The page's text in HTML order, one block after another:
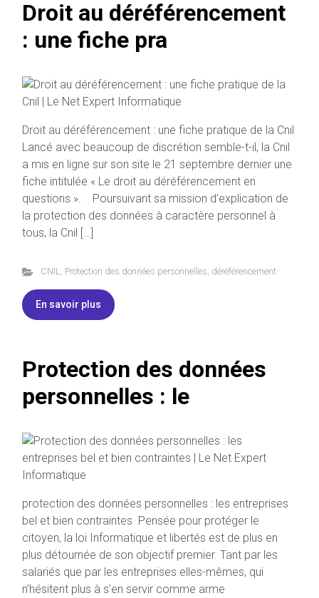
Droit au déréférencement
: une fiche pra
Droit au déréférencement : une fiche pratique de la Cnil
Lancé avec beaucoup de discrétion semble-t-il, la Cnil
a mis en ligne sur son site le 21 septembre dernier une
fiche intitulée « Le droit au déréférencement en
questions ». Poursuivant sa mission d’explication de
la protection des données à caractère personnel à
tous, la Cnil […]
CNIL Protection des données personnelles déréférencement
En savoir plus
Protection des données
personnelles : le
protection des données personnelles : les entreprises
bel et bien contraintes Pensée pour protéger le
citoyen, la loi Informatique et libertés est de plus en
plus détournée de son objectif premier. Tant par les
salariés que par les entreprises elles-mêmes, qui
n’hésitent plus à s’en servir comme arme